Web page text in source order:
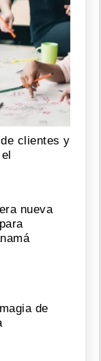
clientes y
nueva
de